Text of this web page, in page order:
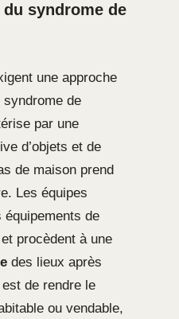
syndrome de
une approche
de
par une
d’objets et de
de maison prend
Les équipes
équipements de
procèdent à une
des lieux après
est de rendre le
ou vendable,